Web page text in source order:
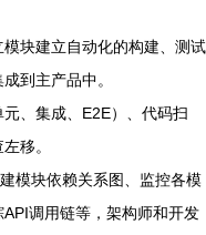
模块建立自动化的构建、测试
到主产品中。
、集成、E2E）、代码扫
移。
模块依赖关系图、监控各模
调用链等，架构师和开发